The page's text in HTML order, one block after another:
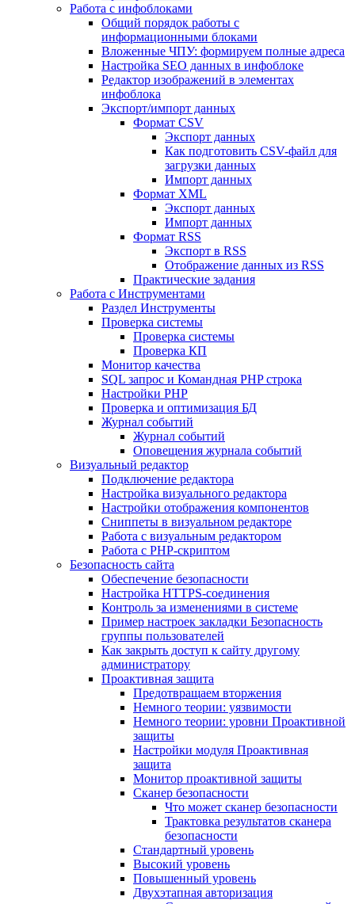
Работа с инфоблоками
Общий порядок работы с
информационными блоками
Вложенные ЧПУ: формируем полные адреса
Настройка SEO данных в инфоблоке
Редактор изображений в элементах
инфоблока
Экспорт/импорт данных
Формат CSV
Экспорт данных
Как подготовить CSV-файл для
загрузки данных
Импорт данных
Формат XML
Экспорт данных
Импорт данных
Формат RSS
Экспорт в RSS
Отображение данных из RSS
Практические задания
Работа с Инструментами
Раздел Инструменты
Проверка системы
Проверка системы
Проверка КП
Монитор качества
SQL запрос и Командная PHP строка
Настройки PHP
Проверка и оптимизация БД
Журнал событий
Журнал событий
Оповещения журнала событий
Визуальный редактор
Подключение редактора
Настройка визуального редактора
Настройки отображения компонентов
Сниппеты в визуальном редакторе
Работа с визуальным редактором
Работа с PHP-скриптом
Безопасность сайта
Обеспечение безопасности
Настройка HTTPS-соединения
Контроль за изменениями в системе
Пример настроек закладки Безопасность
группы пользователей
Как закрыть доступ к сайту другому
администратору
Проактивная защита
Предотвращаем вторжения
Немного теории: уязвимости
Немного теории: уровни Проактивной
защиты
Настройки модуля Проактивная
защита
Монитор проактивной защиты
Сканер безопасности
Что может сканер безопасности
Трактовка результатов сканера
безопасности
Стандартный уровень
Высокий уровень
Повышенный уровень
Двухэтапная авторизация